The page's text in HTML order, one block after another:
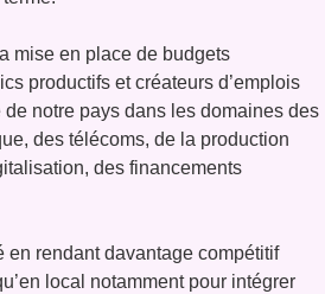
mise en place de budgets
productifs et créateurs d’emplois
notre pays dans les domaines des
des télécoms, de la production
des financements
en rendant davantage compétitif
local notamment pour intégrer